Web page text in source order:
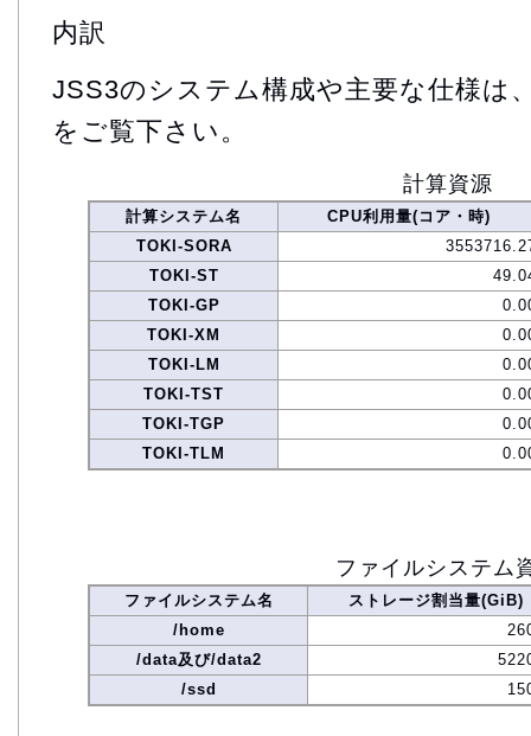
内訳
JSS3のシステム構成や主要な仕様は
をご覧下さい。
計算資源
計算システム名
CPU利用量(コア・時)
TOKI-SORA
TOKI-ST
TOKI-GP
TOKI-XM
TOKI-LM
TOKI-TST
TOKI-TGP
TOKI-TLM
ファイルシステム
ファイルシステム名
ストレージ割当量(GiB)
/home
/data及び/data2
/ssd